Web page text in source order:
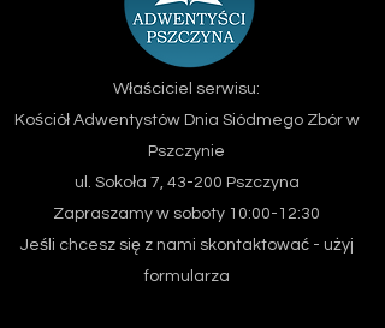
Właściciel serwisu:
Kościół Adwentystów Dnia Siódmego Zbór w
Pszczynie
ul. Sokoła 7, 43-200 Pszczyna
Zapraszamy w soboty 10:00-12:30
Jeśli chcesz się z nami skontaktować - użyj
formularza